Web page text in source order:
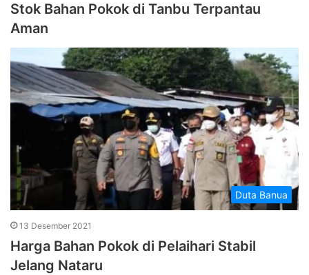
Stok Bahan Pokok di Tanbu Terpantau
Aman
Duta Banua
13 Desember 2021
Harga Bahan Pokok di Pelaihari Stabil
Jelang Nataru